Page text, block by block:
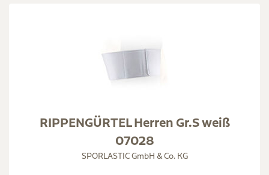
RIPPENGÜRTEL Herren Gr.S weiß
07028
SPORLASTIC GmbH & Co. KG